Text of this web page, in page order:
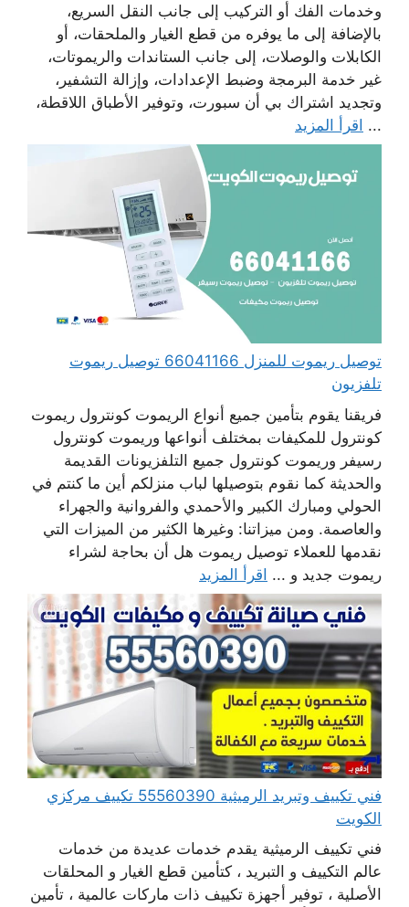
وخدمات الفك أو التركيب إلى جانب النقل السريع،
بالإضافة إلى ما يوفره من قطع الغيار والملحقات، أو
الكابلات والوصلات، إلى جانب الستاندات والريموتات،
غير خدمة البرمجة وضبط الإعدادات، وإزالة التشفير،
وتجديد اشتراك بي أن سبورت، وتوفير الأطباق اللاقطة،
... اقرأ المزيد
توصيل ريموت للمنزل 66041166 توصيل ريموت
تلفزيون
فريقنا يقوم بتأمين جميع أنواع الريموت كونترول ريموت
كونترول للمكيفات بمختلف أنواعها وريموت كونترول
رسيفر وريموت كونترول جميع التلفزيونات القديمة
والحديثة كما نقوم بتوصيلها لباب منزلكم أين ما كنتم في
الحولي ومبارك الكبير والأحمدي والفروانية والجهراء
والعاصمة. ومن ميزاتنا: وغيرها الكثير من الميزات التي
نقدمها للعملاء توصيل ريموت هل أن بحاجة لشراء
ريموت جديد و ... اقرأ المزيد
فني تكييف وتبريد الرميثية 55560390 تكييف مركزي
الكويت
فني تكييف الرميثية يقدم خدمات عديدة من خدمات
عالم التكييف و التبريد ، كتأمين قطع الغيار و المحلقات
الأصلية ، توفير أجهزة تكييف ذات ماركات عالمية ، تأمين